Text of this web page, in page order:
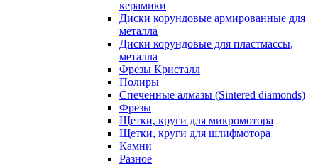
керамики
Диски корундовые армированные для
металла
Диски корундовые для пластмассы,
металла
Фрезы Кристалл
Полиры
Спеченные алмазы (Sintered diamonds)
Фрезы
Щетки, круги для микромотора
Щетки, круги для шлифмотора
Камни
Разное